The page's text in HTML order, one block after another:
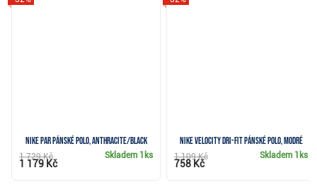
Nike Par pánské polo, anthracite/black
Skladem 1ks
1 729 Kč
1 179 Kč
Nike Velocity Dri-FIT pánské polo, modré
Skladem 1ks
1 109 Kč
758 Kč